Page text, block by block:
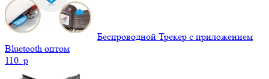
Беспроводной Трекер с приложением
Bluetooth оптом
110. p